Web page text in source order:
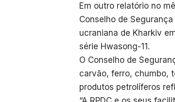
Em outro relatório no
Conselho de
ucraniana de Kharkiv
série Hwasong-11.
O Conselho de
carvão, ferro, chumbo,
produtos petrolíferos